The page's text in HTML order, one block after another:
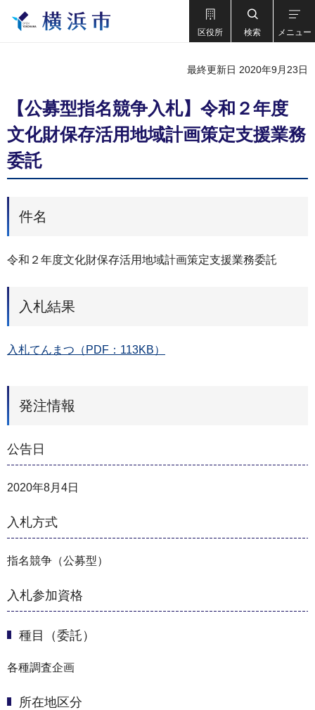
区役所 検索 メニュー
最終更新日 2020年9月23日
【公募型指名競争入札】令和２年度
文化財保存活用地域計画策定支援業務
委託
件名
令和２年度文化財保存活用地域計画策定支援業務委託
入札結果
入札てんまつ（PDF：113KB）
発注情報
公告日
2020年8月4日
入札方式
指名競争（公募型）
入札参加資格
種目（委託）
各種調査企画
所在地区分